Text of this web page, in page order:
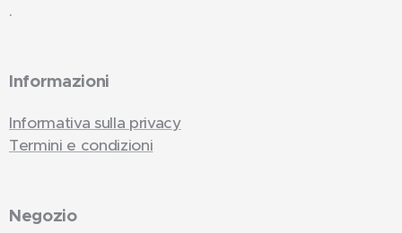
.
Informazioni
Informativa sulla privacy
Termini e condizioni
Negozio